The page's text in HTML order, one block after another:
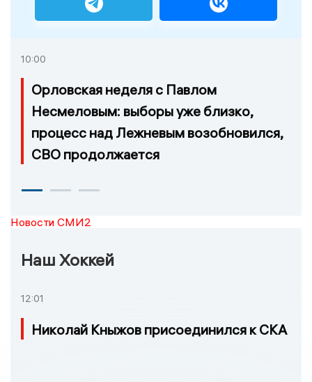
10:00
Орловская неделя с Павлом
Несмеловым: выборы уже близко,
процесс над Лежневым возобновился,
СВО продолжается
Новости СМИ2
Наш Хоккей
12:01
Николай Кныжов присоединился к СКА